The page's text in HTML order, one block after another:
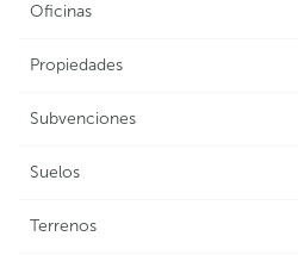
Oficinas
Propiedades
Subvenciones
Suelos
Terrenos